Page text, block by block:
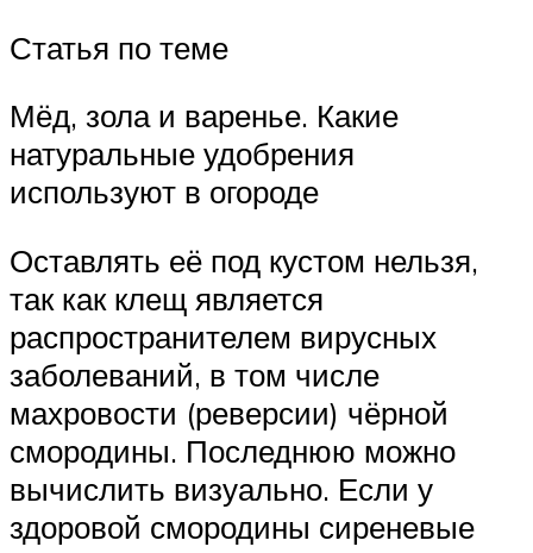
Статья по теме
Мёд, зола и варенье. Какие
натуральные удобрения
используют в огороде
Оставлять её под кустом нельзя,
так как клещ является
распространителем вирусных
заболеваний, в том числе
махровости (реверсии) чёрной
смородины. Последнюю можно
вычислить визуально. Если у
здоровой смородины сиреневые